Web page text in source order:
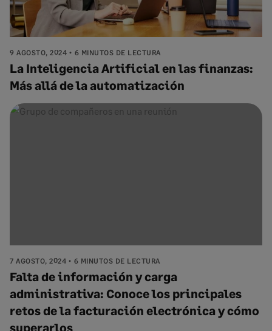
9 AGOSTO, 2024 6 MINUTOS DE LECTURA
La Inteligencia Artificial en las finanzas:
Más allá de la automatización
7 AGOSTO, 2024 6 MINUTOS DE LECTURA
Falta de información y carga
administrativa: Conoce los principales
retos de la facturación electrónica y cómo
superarlos